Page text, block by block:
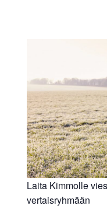
Laita Kimmolle
vertaisryhmään